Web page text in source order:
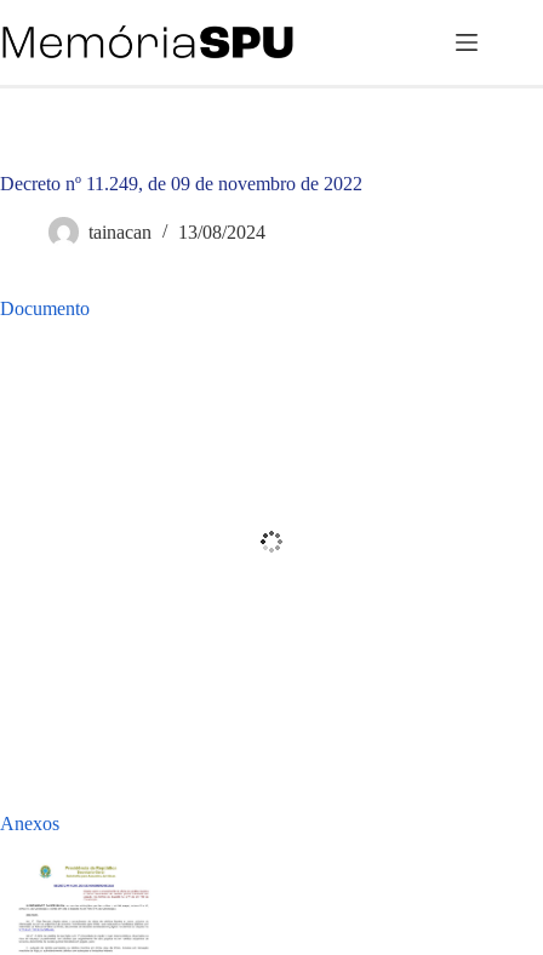
para
o
Decreto nº 11.249, de 09 de novembro de 2022
tainacan 13/08/2024
Documento
Anexos